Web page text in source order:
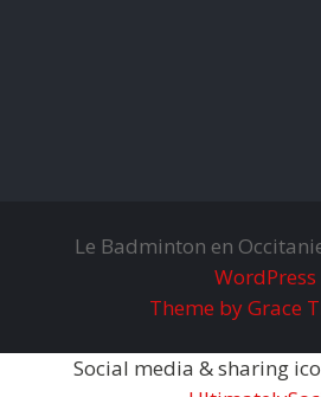
Le Badminton en
WordPress
Theme by Grace
Social media & sharing